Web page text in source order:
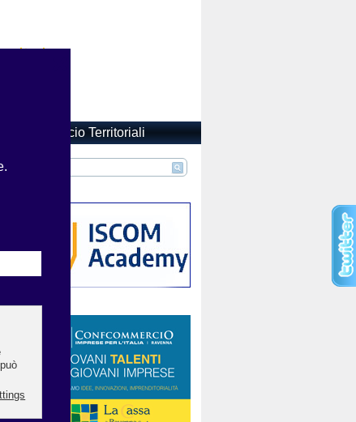
Confcommercio Territoriali